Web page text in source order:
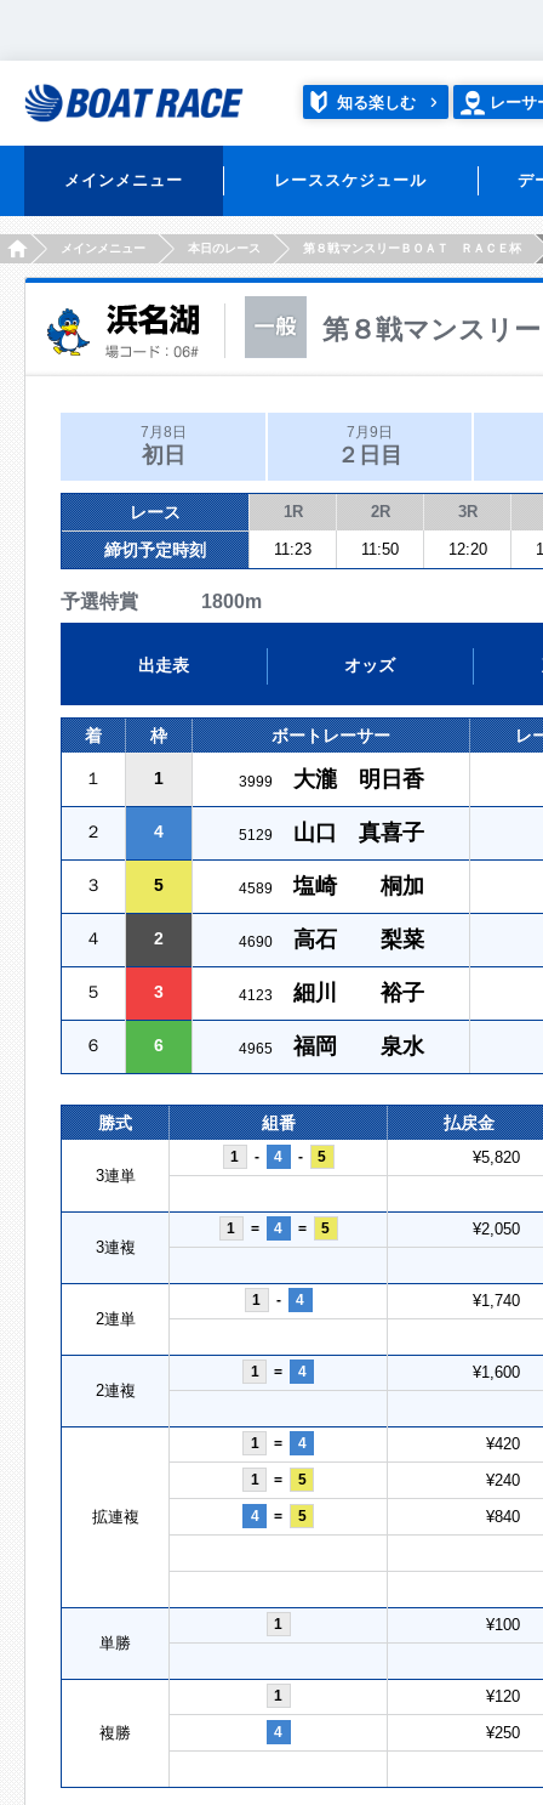
知る楽しむ レーサ
メインメニュー レーススケジュール デ
HOMEメインメニュー 本日のレース 第８戦マンスリーＢＯＡＴ ＲＡＣＥ杯
第８戦マンスリ
7月8日
初日
7月9日
２日目
レース 1R 2R 3R
締切予定時刻 11:23 11:50 12:20
予選特賞 1800m
出走表 オッズ
着 枠 ボートレーサー レ
１ 1 3999 大瀧 明日香
２ 4 5129 山口 真喜子
３ 5 4589 塩崎 桐加
４ 2 4690 高石 梨菜
５ 3 4123 細川 裕子
６ 6 4965 福岡 泉水
勝式 組番 払戻金
3連単
1 - 4 - 5 ¥5,820
3連複
1 = 4 = 5 ¥2,050
2連単
1 - 4 ¥1,740
2連複
1 = 4 ¥1,600
拡連複
1 = 4 ¥420
1 = 5 ¥240
4 = 5 ¥840
単勝
1 ¥100
複勝
1 ¥120
4 ¥250